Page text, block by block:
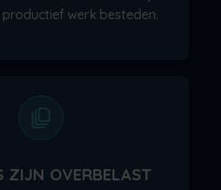
werk besteden.
ZIJN OVERBELAST